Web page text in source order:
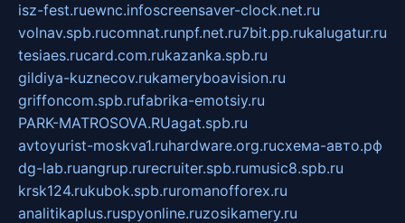
isz-fest.ruewnc.infoscreensaver-clock.net.ru
volnav.spb.rucomnat.runpf.net.ru7bit.pp.rukalugatur.ru
tesiaes.rucard.com.rukazanka.spb.ru
gildiya-kuznecov.rukameryboavision.ru
griffoncom.spb.rufabrika-emotsiy.ru
PARK-MATROSOVA.RUagat.spb.ru
avtoyurist-moskva1.ruhardware.org.ruсхема-авто.рф
dg-lab.ruangrup.rurecruiter.spb.rumusic8.spb.ru
krsk124.rukubok.spb.ruromanofforex.ru
analitikaplus.ruspyonline.ruzosikamery.ru